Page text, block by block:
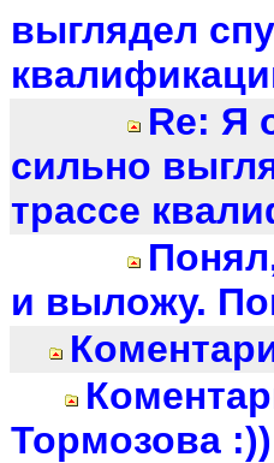
выглядел
Re: Я
сильно
трассе
и выложу.
Тормозова :))